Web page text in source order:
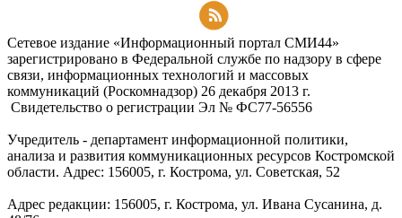
Сетевое издание «Информационный портал СМИ44»
зарегистрировано в Федеральной службе по надзору в сфере
связи, информационных технологий и массовых
коммуникаций (Роскомнадзор) 26 декабря 2013 г.
Свидетельство о регистрации Эл № ФC77-56556
Учредитель - департамент информационной политики,
анализа и развития коммуникационных ресурсов Костромской
области. Адрес: 156005, г. Кострома, ул. Советская, 52
Адрес редакции: 156005, г. Кострома, ул. Ивана Сусанина, д.